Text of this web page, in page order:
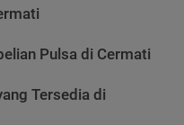
Pulsa di Cermati
Tersedia di